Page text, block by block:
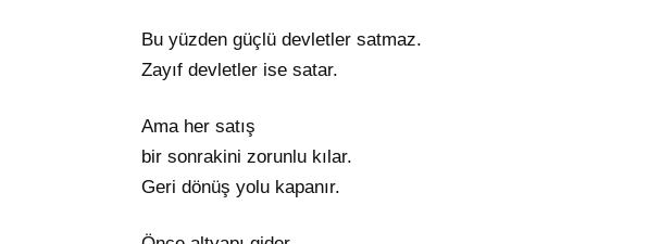
Bu yüzden güçlü devletler satmaz.
Zayıf devletler ise satar.
Ama her satış
bir sonrakini zorunlu kılar.
Geri dönüş yolu kapanır.